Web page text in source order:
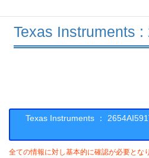
Texas Instruments :
Texas Instruments ：
全ての情報に対し基本的に確認が必要とな